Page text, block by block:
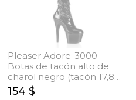
Pleaser Adore-3000 -
Botas de tacón alto de
charol negro (tacón 17,8
cm)
154 $